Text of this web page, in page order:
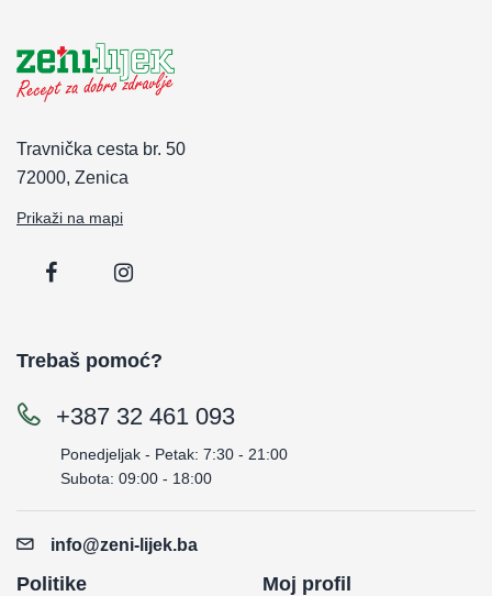
Travnička cesta br. 50
72000, Zenica
Prikaži na mapi
Trebaš pomoć?
+387 32 461 093
Ponedjeljak - Petak: 7:30 - 21:00
Subota: 09:00 - 18:00
info@zeni-lijek.ba
Politike Moj profil